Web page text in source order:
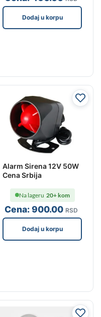
Dodaj u korpu
Alarm Sirena 12V 50W
Cena Srbija
Cena:900.00 RSD
Na lageru 20+ kom
Dodaj u korpu